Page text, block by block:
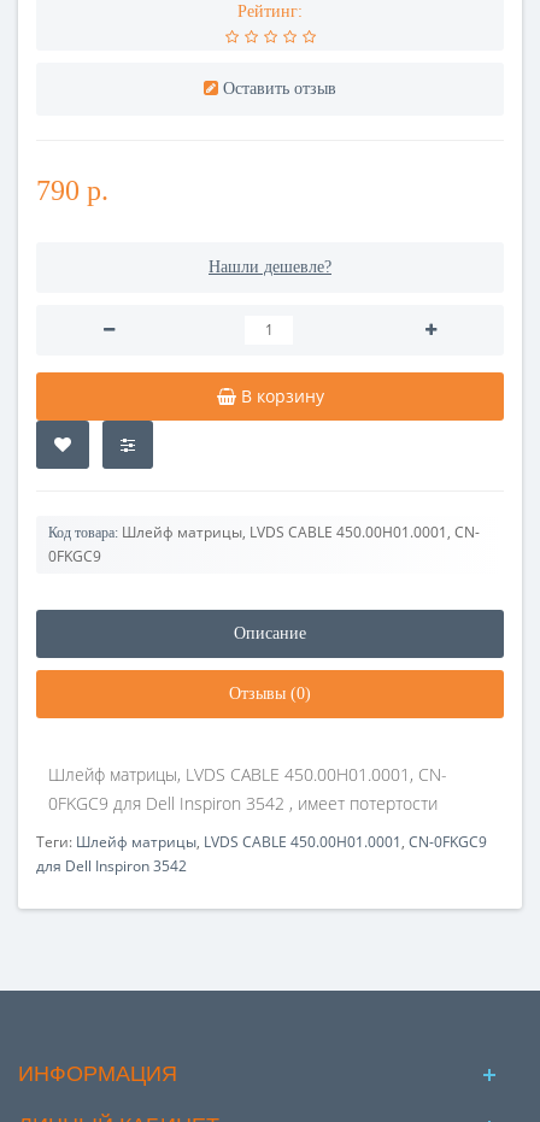
Рейтинг:
Оставить отзыв
790 р.
Нашли дешевле?
В корзину
Код товара: Шлейф матрицы, LVDS CABLE 450.00H01.0001, CN-
0FKGC9
Описание
Отзывы (0)
Шлейф матрицы, LVDS CABLE 450.00H01.0001, CN-
0FKGC9 для Dell Inspiron 3542 , имеет потертости
Теги: Шлейф матрицы, LVDS CABLE 450.00H01.0001, CN-0FKGC9
для Dell Inspiron 3542
ИНФОРМАЦИЯ